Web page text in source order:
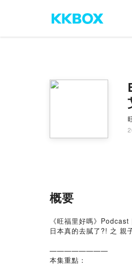
概要
《旺福里好嗎》Podcast
日本真的去膩了?! 之 親
————————
本集重點：